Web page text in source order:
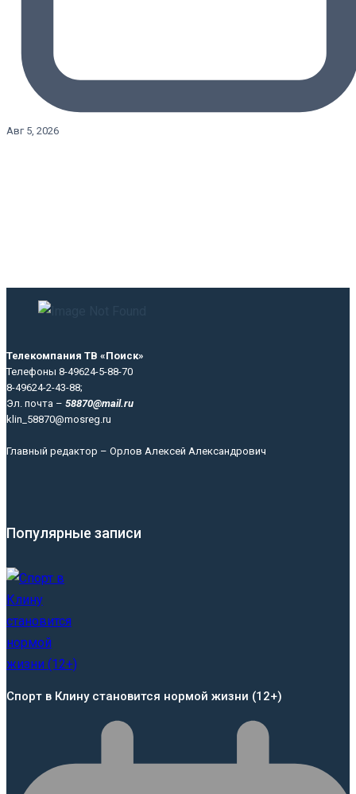
Авг 5, 2026
Телекомпания ТВ «Поиск»
Телефоны 8-49624-5-88-70
8-49624-2-43-88;
Эл. почта – 58870@mail.ru
klin_58870@mosreg.ru
Главный редактор – Орлов Алексей Александрович
Популярные записи
Спорт в Клину становится нормой жизни (12+)